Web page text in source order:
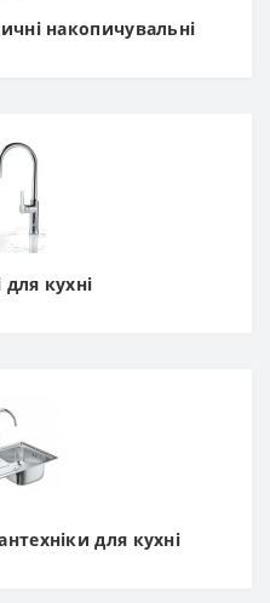
накопичувальні
кухні
для кухні